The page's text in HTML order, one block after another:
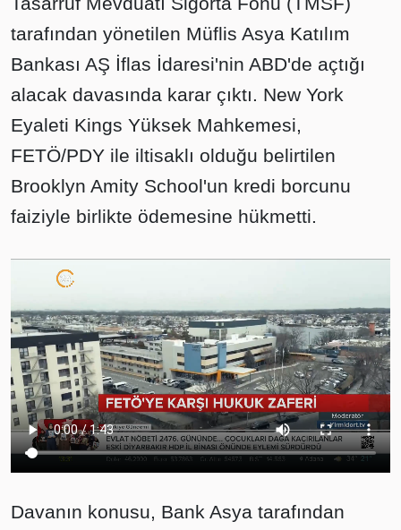
tarafından yönetilen Müflis Asya Katılım
Bankası AŞ İflas İdaresi'nin ABD'de açtığı
alacak davasında karar çıktı. New York
Eyaleti Kings Yüksek Mahkemesi,
FETÖ/PDY ile iltisaklı olduğu belirtilen
Brooklyn Amity School'un kredi borcunu
faiziyle birlikte ödemesine hükmetti.
Davanın konusu, Bank Asya tarafından